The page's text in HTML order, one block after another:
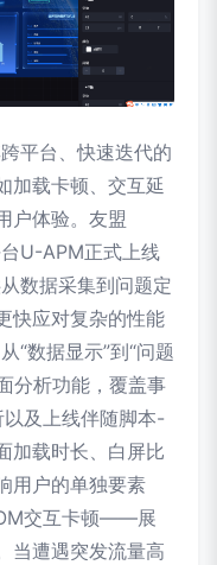
平台、快速迭代的
加载卡顿、交互延
户体验。友盟
U-APM正式上线
数据采集到问题定
快应对复杂的性能
“数据显示”到“问题
分析功能，覆盖事
及上线伴随脚本-
加载时长、白屏比
用户的单独要素
交互卡顿——展
当遭遇突发流量高